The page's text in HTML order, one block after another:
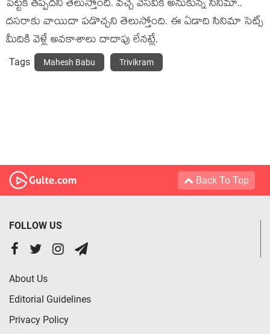
పెట్టక తప్పదని తెలుస్తోంది. వచ్చే వేసవికి అనుకున్న సినిమా..
దసరాకు వాయిదా పడొచ్చని తెలుస్తోంది. ఈ ఏడాది సినిమా సెట్స్
మీదికి వెళ్లే అవకాశాలు దాదాపు లేనట్లే.
Tags Mahesh Babu Trivikram
Back To Top
FOLLOW US
About Us
Editorial Guidelines
Privacy Policy